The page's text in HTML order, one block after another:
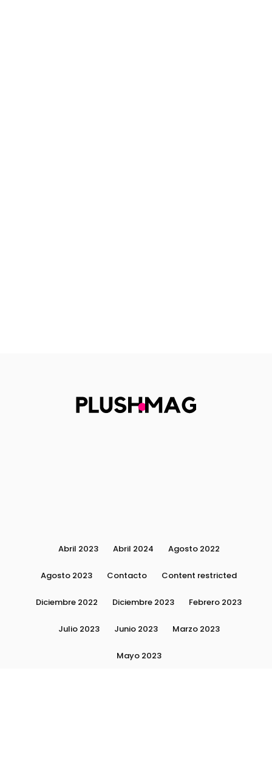
Abril 2023 Abril 2024 Agosto 2022
Agosto 2023 Contacto Content restricted
Diciembre 2022 Diciembre 2023 Febrero 2023
Julio 2023 Junio 2023 Marzo 2023
Mayo 2023